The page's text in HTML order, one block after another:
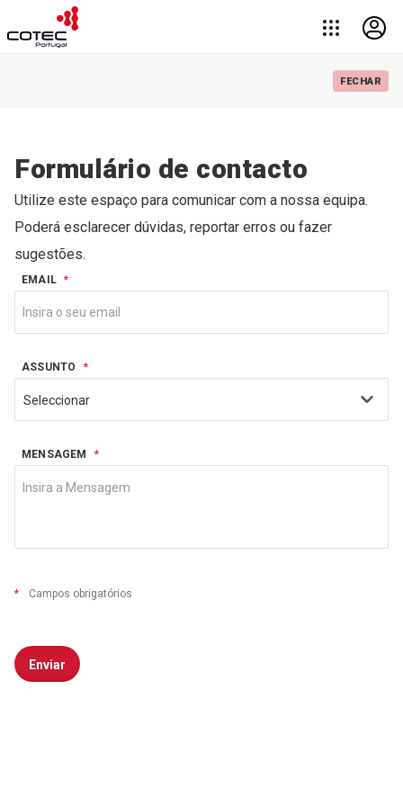
FECHAR
Formulário de contacto
Utilize este espaço para comunicar com a nossa equipa.
Poderá esclarecer dúvidas, reportar erros ou fazer
sugestões.
EMAIL *
ASSUNTO *
MENSAGEM *
* Campos obrigatórios
Enviar